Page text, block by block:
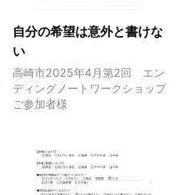
自分の希望は意外と書けな
い
高崎市2025年4月第2回 エン
ディングノートワークショップ
ご参加者様